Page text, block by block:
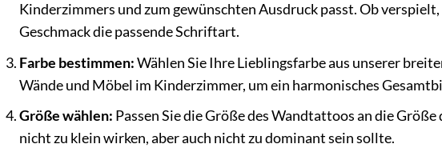
Kinderzimmers und zum gewünschten Ausdruck passt. Ob
Geschmack die passende Schriftart.
Farbe bestimmen:Wählen Sie Ihre Lieblingsfarbe aus unserer
Wände und Möbel im Kinderzimmer, um ein harmonisches
Größe wählen: Passen Sie die Größe des Wandtattoos an die
nicht zu klein wirken, aber auch nicht zu dominant sein sollte.